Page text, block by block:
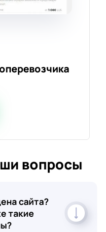
вопросы
сайта?
такие